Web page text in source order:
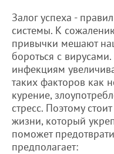
Залог успеха -
системы. К
привычки мешают
бороться с
инфекциям
таких факторов как
курение,
стресс. Поэтому
жизни, который
поможет
предполагает: